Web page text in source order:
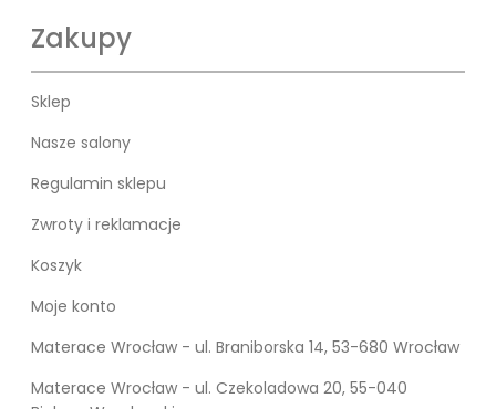
Zakupy
Sklep
Nasze salony
Regulamin sklepu
Zwroty i reklamacje
Koszyk
Moje konto
Materace Wrocław - ul. Braniborska 14, 53-680 Wrocław
Materace Wrocław - ul. Czekoladowa 20, 55-040